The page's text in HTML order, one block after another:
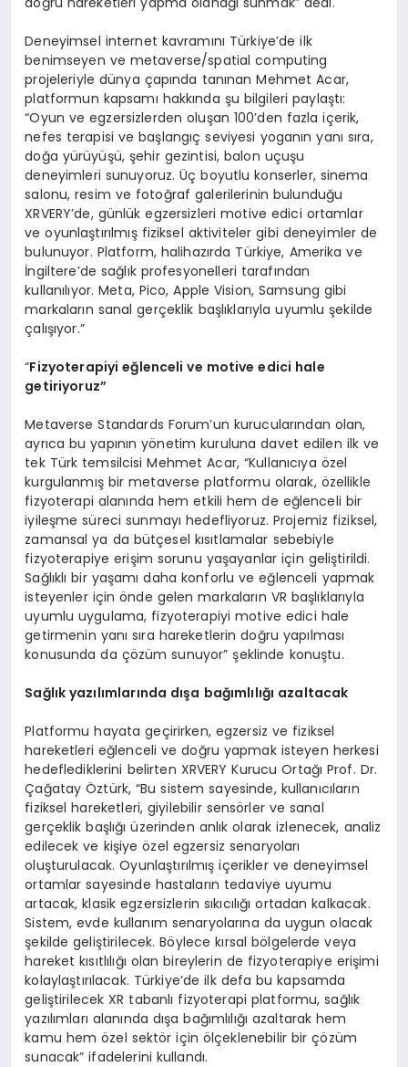
Deneyimsel internet kavramını Türkiye’de ilk
benimseyen ve metaverse/spatial computing
projeleriyle dünya çapında tanınan Mehmet Acar,
platformun kapsamı hakkında şu bilgileri paylaştı:
“Oyun ve egzersizlerden oluşan 100’den fazla içerik,
nefes terapisi ve başlangıç seviyesi yoganın yanı sıra,
doğa yürüyüşü, şehir gezintisi, balon uçuşu
deneyimleri sunuyoruz. Üç boyutlu konserler, sinema
salonu, resim ve fotoğraf galerilerinin bulunduğu
XRVERY’de, günlük egzersizleri motive edici ortamlar
ve oyunlaştırılmış fiziksel aktiviteler gibi deneyimler de
bulunuyor. Platform, halihazırda Türkiye, Amerika ve
İngiltere’de sağlık profesyonelleri tarafından
kullanılıyor. Meta, Pico, Apple Vision, Samsung gibi
markaların sanal gerçeklik başlıklarıyla uyumlu şekilde
çalışıyor.”
“Fizyoterapiyi eğlenceli ve motive edici hale
getiriyoruz”
Metaverse Standards Forum’un kurucularından olan,
ayrıca bu yapının yönetim kuruluna davet edilen ilk ve
tek Türk temsilcisi Mehmet Acar, “Kullanıcıya özel
kurgulanmış bir metaverse platformu olarak, özellikle
fizyoterapi alanında hem etkili hem de eğlenceli bir
iyileşme süreci sunmayı hedefliyoruz. Projemiz fiziksel,
zamansal ya da bütçesel kısıtlamalar sebebiyle
fizyoterapiye erişim sorunu yaşayanlar için geliştirildi.
Sağlıklı bir yaşamı daha konforlu ve eğlenceli yapmak
isteyenler için önde gelen markaların VR başlıklarıyla
uyumlu uygulama, fizyoterapiyi motive edici hale
getirmenin yanı sıra hareketlerin doğru yapılması
konusunda da çözüm sunuyor” şeklinde konuştu.
Sağlık yazılımlarında dışa bağımlılığı azaltacak
Platformu hayata geçirirken, egzersiz ve fiziksel
hareketleri eğlenceli ve doğru yapmak isteyen herkesi
hedeflediklerini belirten XRVERY Kurucu Ortağı Prof. Dr.
Çağatay Öztürk, “Bu sistem sayesinde, kullanıcıların
fiziksel hareketleri, giyilebilir sensörler ve sanal
gerçeklik başlığı üzerinden anlık olarak izlenecek, analiz
edilecek ve kişiye özel egzersiz senaryoları
oluşturulacak. Oyunlaştırılmış içerikler ve deneyimsel
ortamlar sayesinde hastaların tedaviye uyumu
artacak, klasik egzersizlerin sıkıcılığı ortadan kalkacak.
Sistem, evde kullanım senaryolarına da uygun olacak
şekilde geliştirilecek. Böylece kırsal bölgelerde veya
hareket kısıtlılığı olan bireylerin de fizyoterapiye erişimi
kolaylaştırılacak. Türkiye’de ilk defa bu kapsamda
geliştirilecek XR tabanlı fizyoterapi platformu, sağlık
yazılımları alanında dışa bağımlılığı azaltarak hem
kamu hem özel sektör için ölçeklenebilir bir çözüm
sunacak” ifadelerini kullandı.